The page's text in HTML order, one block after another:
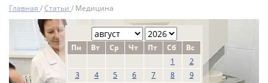
Главная /Статьи / Медицина
Пн Вт Ср Чт Пт Сб
Вс
1
2
3
4 5 6 7 8
9